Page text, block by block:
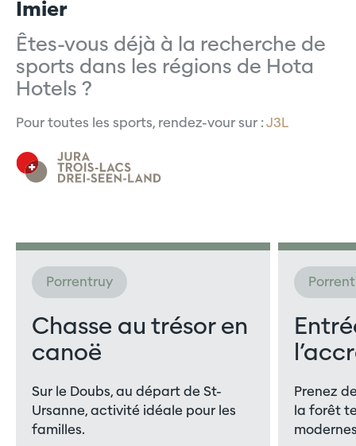
Imier
Êtes-vous déjà à la recherche de
sports dans les régions de Hota
Hotels ?
Pour toutes les sports, rendez-vour sur : J3L
Porrentruy
Chasse au trésor en
canoë
Sur le Doubs, au départ de St-
Ursanne, activité idéale pour les
familles.
Prenez
la forêt